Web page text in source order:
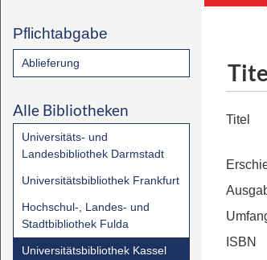
Pflichtabgabe
Ablieferung
Alle Bibliotheken
Universitäts- und
Landesbibliothek Darmstadt
Universitätsbibliothek Frankfurt
Hochschul-, Landes- und
Stadtbibliothek Fulda
Universitätsbibliothek Kassel
Titel
ISBN